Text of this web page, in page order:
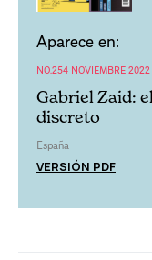
Aparece en:
NO.254 NOVIEMBRE 2022
Gabriel Zaid:
discreto
España
VERSIÓN PDF